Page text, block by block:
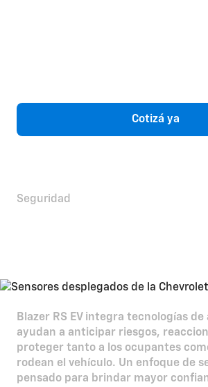
Cotizá ya
Seguridad
Blazer RS EV integra tecnologías
ayudan a anticipar riesgos,
proteger tanto a los ocupantes
rodean el vehículo. Un enfoque de
pensado para brindar mayor